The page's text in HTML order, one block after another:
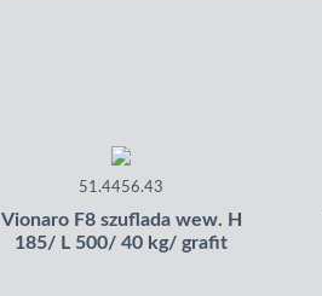
51.4456.43
Vionaro F8 szuflada wew. H
185/ L 500/ 40 kg/ grafit